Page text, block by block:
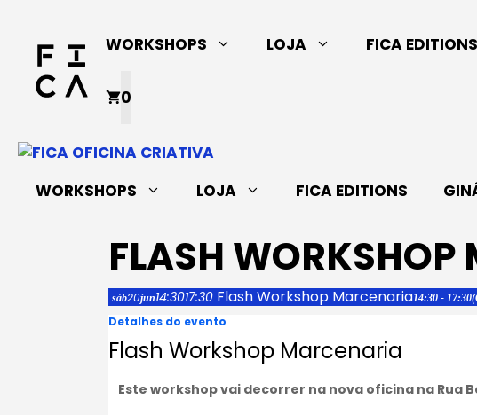
conteúdo
WORKSHOPS LOJA FICA EDITIONS
0
WORKSHOPS LOJA FICA EDITIONS
FLASH
sáb20jun14:3017:30 Flash Workshop Marcenaria14:30 - 17:30
Detalhes do evento
Flash Workshop Marcenaria
Este workshop vai decorrer na nova oficina na Rua